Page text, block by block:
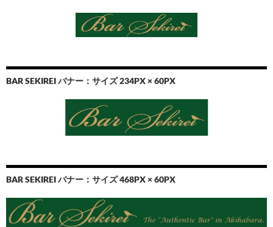
BAR SEKIREI バナー：サイズ 234PX × 60PX
BAR SEKIREI バナー：サイズ 468PX × 60PX